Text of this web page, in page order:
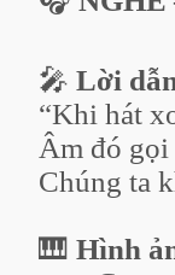
🎤 Lời
“Khi hát
Âm đó
Chúng ta
🎹 Hình